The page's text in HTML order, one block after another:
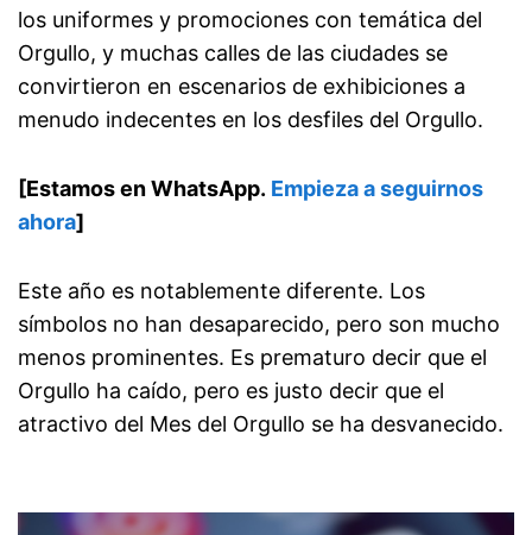
los uniformes y promociones con temática del
Orgullo, y muchas calles de las ciudades se
convirtieron en escenarios de exhibiciones a
menudo indecentes en los desfiles del Orgullo.
[Estamos en WhatsApp. Empieza a seguirnos
ahora]
Este año es notablemente diferente. Los
símbolos no han desaparecido, pero son mucho
menos prominentes. Es prematuro decir que el
Orgullo ha caído, pero es justo decir que el
atractivo del Mes del Orgullo se ha desvanecido.